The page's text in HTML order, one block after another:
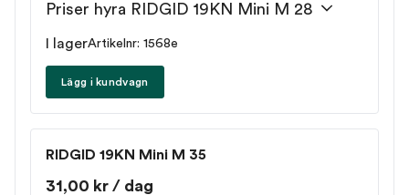
Priser hyra RIDGID 19KN Mini M 28
I lagerArtikelnr: 1568e
Lägg i kundvagn
RIDGID 19KN Mini M 35
31,00 kr / dag